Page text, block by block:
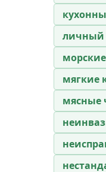
личный
мягкие
мясные